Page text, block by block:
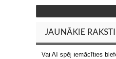
JAUNĀKIE RAKSTI
Vai AI spēj iemācīties